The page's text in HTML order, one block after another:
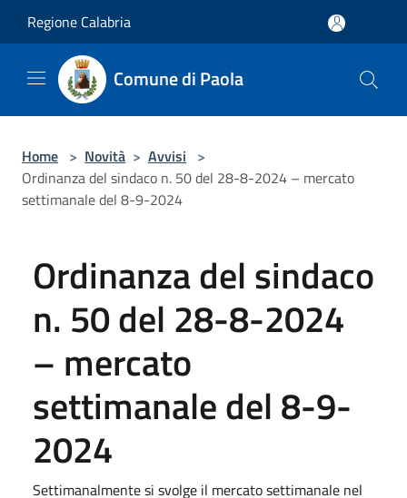
Regione Calabria
Comune di Paola
Home > Novità > Avvisi >
Ordinanza del sindaco n. 50 del 28-8-2024 – mercato
settimanale del 8-9-2024
Ordinanza del sindaco
n. 50 del 28-8-2024
– mercato
settimanale del 8-9-
2024
Settimanalmente si svolge il mercato settimanale nel